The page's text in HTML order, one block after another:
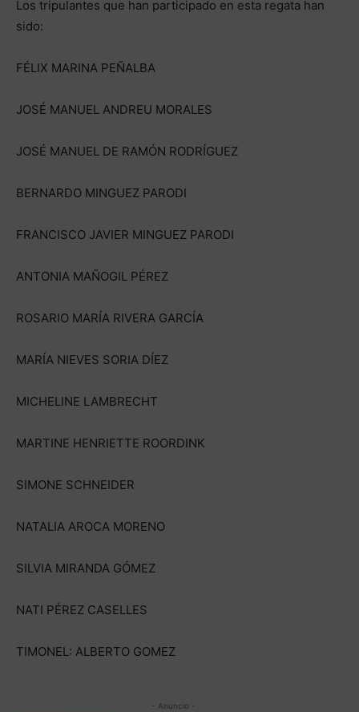
Los tripulantes que han participado en esta regata han
sido:
FÉLIX MARINA PEÑALBA
JOSÉ MANUEL ANDREU MORALES
JOSÉ MANUEL DE RAMÓN RODRÍGUEZ
BERNARDO MINGUEZ PARODI
FRANCISCO JAVIER MINGUEZ PARODI
ANTONIA MAÑOGIL PÉREZ
ROSARIO MARÍA RIVERA GARCÍA
MARÍA NIEVES SORIA DÍEZ
MICHELINE LAMBRECHT
MARTINE HENRIETTE ROORDINK
SIMONE SCHNEIDER
NATALIA AROCA MORENO
SILVIA MIRANDA GÓMEZ
NATI PÉREZ CASELLES
TIMONEL: ALBERTO GOMEZ
- Anuncio -